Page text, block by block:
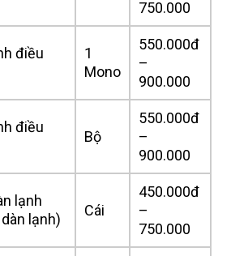
750.000
điều
1
Mono
550.000đ
–
900.000
điều
Bộ
550.000đ
–
900.000
lạnh
lạnh)
Cái
450.000đ
–
750.000